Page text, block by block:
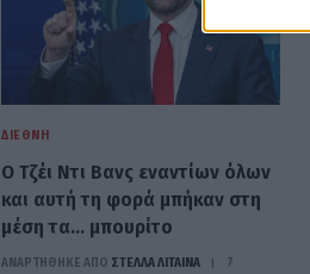
ΔΙΕΘΝΉ
Ο Τζέι Ντι Βανς εναντίων όλων
και αυτή τη φορά μπήκαν στη
μέση τα… μπουρίτο
ΑΝΑΡΤΗΘΗΚΕ ΑΠΟ ΣΤΈΛΛΑ ΛΊΤΑΙΝΑ
7